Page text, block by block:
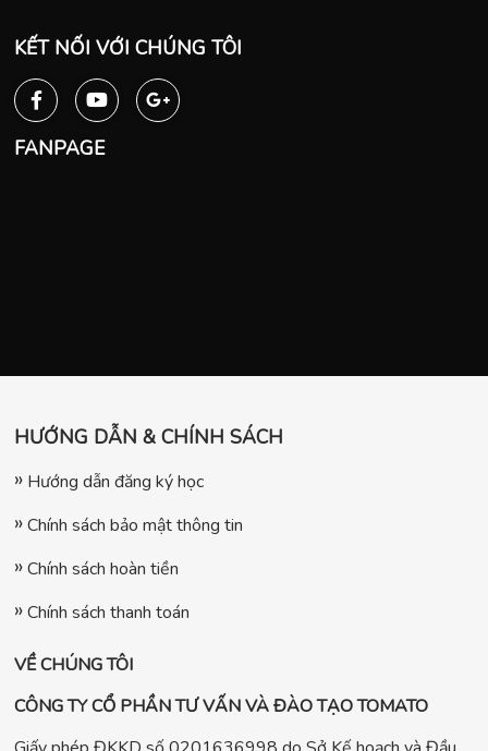
KẾT NỐI VỚI CHÚNG TÔI
FANPAGE
HƯỚNG DẪN & CHÍNH SÁCH
Hướng dẫn đăng ký học
Chính sách bảo mật thông tin
Chính sách hoàn tiền
Chính sách thanh toán
VỀ CHÚNG TÔI
CÔNG TY CỔ PHẦN TƯ VẤN VÀ ĐÀO TẠO TOMATO